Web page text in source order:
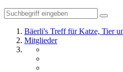
Bäerli's Treff für Katze, Tier
Mitglieder